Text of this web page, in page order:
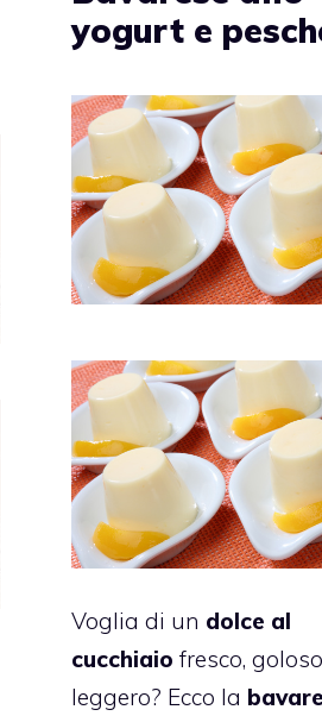
yogurt e
Voglia di un dolce al
cucchiaio fresco,
leggero? Ecco la